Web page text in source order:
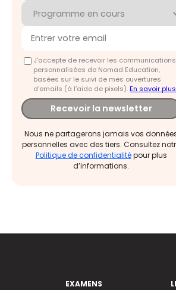
J'accepte de recevoir les communications
personnalisées de Nomad Education,
basées sur le suivi de mes ouvertures
d'emails (à l’aide de pixels).En savoir plus
Recevoir la newsletter
Nous ne partagerons jamais vos
personnelles avec des tiers. Consultez
Politique de confidentialitépour plus
d’informations.
EXAMENS